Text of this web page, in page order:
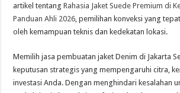
artikel tentangRahasia Jaket Suede Premium di
Panduan Ahli 2026 , pemilihan konveksi yang
oleh kemampuan teknis dan kedekatan lokasi.
Memilih jasa pembuatan jaket Denim di Jakarta
keputusan strategis yang mempengaruhi citra,
investasi Anda. Dengan menghindari kesalahan